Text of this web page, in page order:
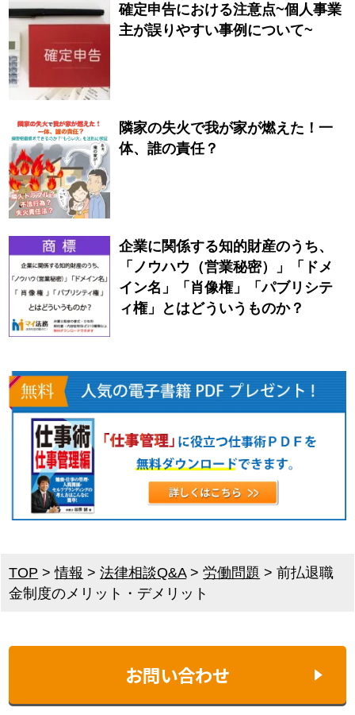
確定申告における注意点~個人事業
主が誤りやすい事例について~
隣家の失火で我が家が燃えた！一
体、誰の責任？
企業に関係する知的財産のうち、
「ノウハウ（営業秘密）」「ドメ
イン名」「肖像権」「パブリシテ
ィ権」とはどういうものか？
TOP >情報 >法律相談Q&A>労働問題 >前払退職
金制度のメリット・デメリット
お問い合わせ